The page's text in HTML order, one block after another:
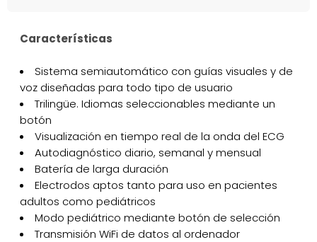
Características
Sistema semiautomático con guías visuales y de
voz diseñadas para todo tipo de usuario
Trilingüe. Idiomas seleccionables mediante un
botón
Visualización en tiempo real de la onda del ECG
Autodiagnóstico diario, semanal y mensual
Batería de larga duración
Electrodos aptos tanto para uso en pacientes
adultos como pediátricos
Modo pediátrico mediante botón de selección
Transmisión WiFi de datos al ordenador